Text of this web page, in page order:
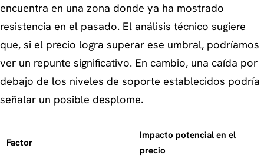
encuentra en una zona donde ya ha mostrado
resistencia en el pasado. El análisis técnico sugiere
que, si el precio logra superar ese umbral, podríamos
ver un repunte significativo. En cambio, una caída por
debajo de los niveles de soporte establecidos podría
señalar un posible desplome.
Factor
Impacto potencial en el
precio